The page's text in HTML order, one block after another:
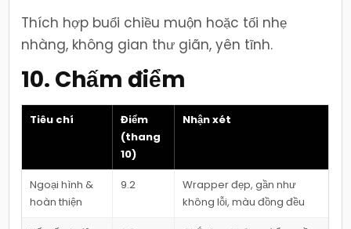
Thích hợp buổi chiều muộn hoặc tối nhẹ
nhàng, không gian thư giãn, yên tĩnh.
10. Chấm điểm
Tiêu chí
Điểm
(thang
10)
Nhận xét
Ngoại hình &
hoàn thiện
9.2
Wrapper đẹp, gần như
không lỗi, màu đồng đều